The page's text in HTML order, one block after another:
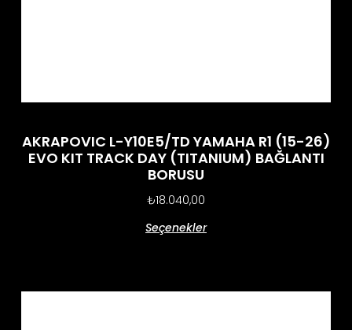
AKRAPOVIC L-Y10E5/TD YAMAHA R1 (15-26)
EVO KIT TRACK DAY (TITANIUM) BAĞLANTI
BORUSU
₺18.040,00
Seçenekler